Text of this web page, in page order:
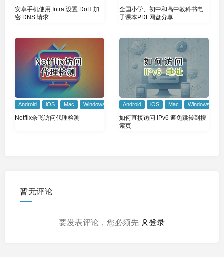
安卓手机使用 Intra 设置 DoH 加
密 DNS 请求
全国小学、初中和高中教科书电
子课本PDF网盘分享
Android iOS Mac Windows
Netflix奈飞访问代理检测
Android iOS Mac Windows
如何直接访问 IPv6 避免跳转到搜
索页
暂无评论
要发表评论，您必须先 登录